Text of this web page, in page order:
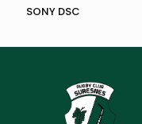
SONY DSC